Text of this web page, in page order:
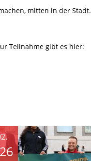
mitten in der Stadt.
Teilnahme gibt es hier: